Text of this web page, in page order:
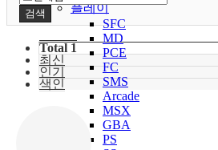
플레이
SFC
MD
PCE
FC
SMS
Arcade
MSX
GBA
PS
검색
Total 1
최신
인기
색인